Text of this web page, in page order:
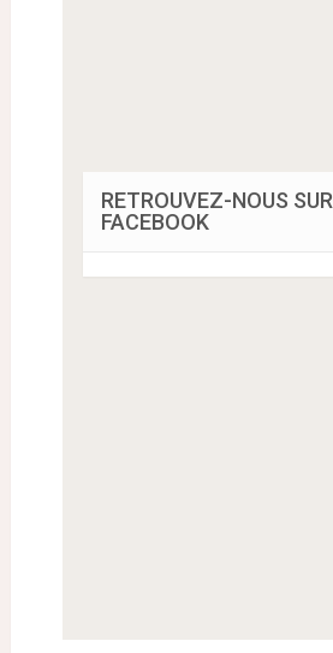
RETROUVEZ-NOUS SUR
FACEBOOK